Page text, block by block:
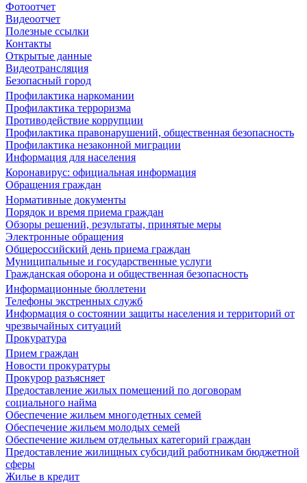
Фотоотчет
Видеоотчет
Полезные ссылки
Контакты
Открытые данные
Видеотрансляция
Безопасный город
Профилактика наркомании
Профилактика терроризма
Противодействие коррупции
Профилактика правонарушений, общественная безопасность
Профилактика незаконной миграции
Информация для населения
Коронавирус: официальная информация
Обращения граждан
Нормативные документы
Порядок и время приема граждан
Обзоры решений, результаты, принятые меры
Электронные обращения
Общероссийский день приема граждан
Муниципальные и государственные услуги
Гражданская оборона и общественная безопасность
Информационные бюллетени
Телефоны экстренных служб
Информация о состоянии защиты населения и территорий от
чрезвычайных ситуаций
Прокуратура
Прием граждан
Новости прокуратуры
Прокурор разъясняет
Предоставление жилых помещений по договорам
социального найма
Обеспечение жильем многодетных семей
Обеспечение жильем молодых семей
Обеспечение жильем отдельных категорий граждан
Предоставление жилищных субсидий работникам бюджетной
сферы
Жилье в кредит